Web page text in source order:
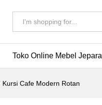
Toko Online Mebel Jepara
Kursi Cafe Modern Rotan